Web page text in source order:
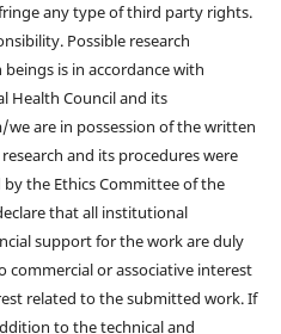
any type of third party rights.
Possible research
is in accordance with
Health Council and its
are in possession of the written
and its procedures were
the Ethics Committee of the
that all institutional
support for the work are duly
commercial or associative interest
related to the submitted work. If
to the technical and